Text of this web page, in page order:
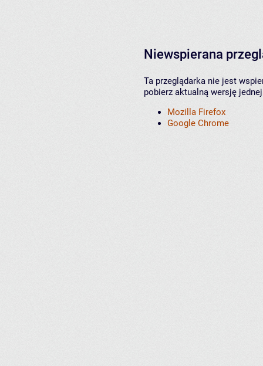
Niewspierana
Ta przeglądarka nie jest
pobierz aktualną wersję
Mozilla Firefox
Google Chrome